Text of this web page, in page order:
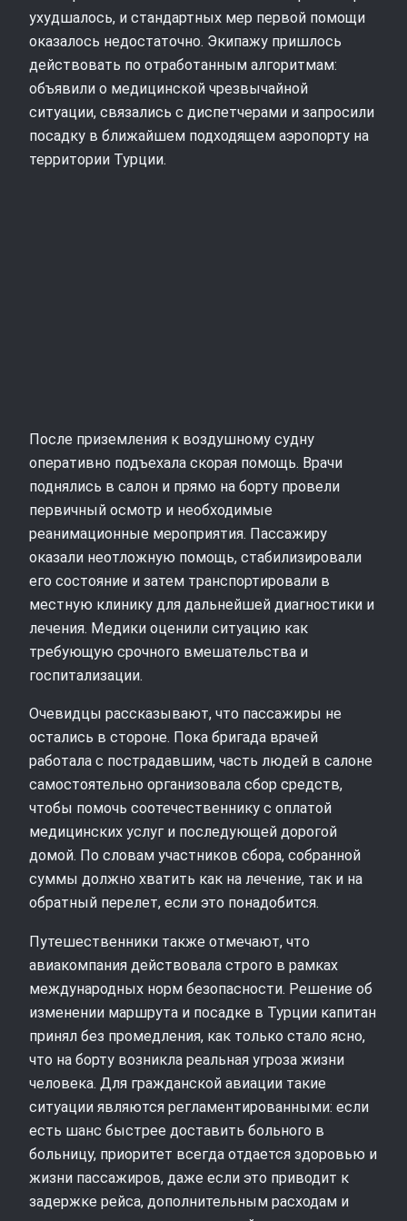
ухудшалось, и стандартных мер первой помощи
оказалось недостаточно. Экипажу пришлось
действовать по отработанным алгоритмам:
объявили о медицинской чрезвычайной
ситуации, связались с диспетчерами и запросили
посадку в ближайшем подходящем аэропорту на
территории Турции.
После приземления к воздушному судну
оперативно подъехала скорая помощь. Врачи
поднялись в салон и прямо на борту провели
первичный осмотр и необходимые
реанимационные мероприятия. Пассажиру
оказали неотложную помощь, стабилизировали
его состояние и затем транспортировали в
местную клинику для дальнейшей диагностики и
лечения. Медики оценили ситуацию как
требующую срочного вмешательства и
госпитализации.
Очевидцы рассказывают, что пассажиры не
остались в стороне. Пока бригада врачей
работала с пострадавшим, часть людей в салоне
самостоятельно организовала сбор средств,
чтобы помочь соотечественнику с оплатой
медицинских услуг и последующей дорогой
домой. По словам участников сбора, собранной
суммы должно хватить как на лечение, так и на
обратный перелет, если это понадобится.
Путешественники также отмечают, что
авиакомпания действовала строго в рамках
международных норм безопасности. Решение об
изменении маршрута и посадке в Турции капитан
принял без промедления, как только стало ясно,
что на борту возникла реальная угроза жизни
человека. Для гражданской авиации такие
ситуации являются регламентированными: если
есть шанс быстрее доставить больного в
больницу, приоритет всегда отдается здоровью и
жизни пассажиров, даже если это приводит к
задержке рейса, дополнительным расходам и